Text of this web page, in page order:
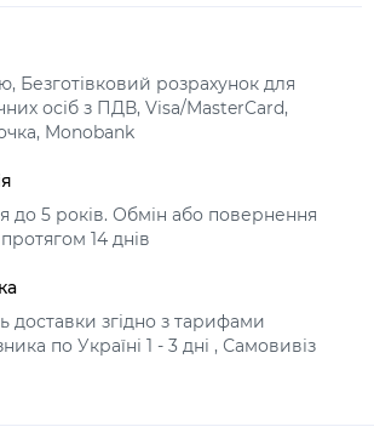
Безготівковий розрахунок для
осіб з ПДВ, Visa/MasterCard,
Monobank
до 5 років. Обмін або повернення
14 днів
доставки згідно з тарифами
по Україні 1 - 3 дні , Самовивіз